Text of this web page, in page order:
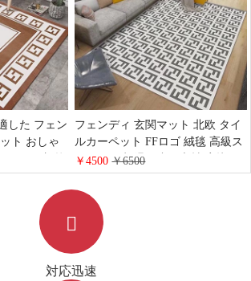
した フェン
ト おしゃ
ト 吸塵 抗
ドルームイ
耐久性 易
フェンディ 玄関マット 北欧 タイ
ルカーペット FFロゴ 絨毯 高級ス
ポンジ吸水 滑り止め素材 応接間
マット 防塵抗菌 丸洗い 家庭用
Fendi ラグマット 大人 オシャレ
￥4500￥6500
対応迅速